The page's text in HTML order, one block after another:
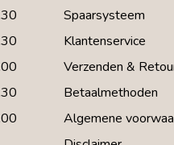
Spaarsysteem
Klantenservice
Verzenden &
Betaalmethoden
Algemene